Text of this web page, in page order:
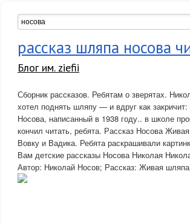
рассказ шляпа носова
Блог им. ziefii
Сборник рассказов. Ребятам о зверятах.
хотел поднять шляпу — и вдруг как
Носова, написанный в 1938 году.. в школе
кончил читать, ребята. Рассказ Носова
Вовку и Вадика. Ребята раскрашивали
Вам детские рассказы Носова Николая
Автор: Николай Носов; Рассказ: Живая